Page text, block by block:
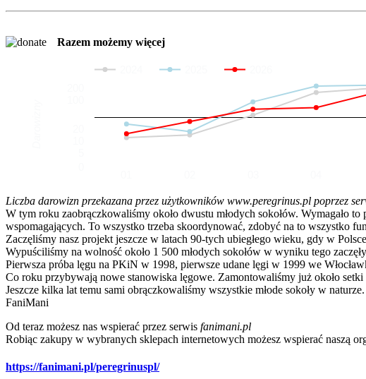
Razem możemy więcej
Liczba darowizn przekazana przez użytkowników www.peregrinus.pl poprzez
W tym roku zaobrączkowaliśmy około dwustu młodych sokołów. Wymagało
wspomagających. To wszystko trzeba skoordynować, zdobyć na to wszystko
Zaczęliśmy nasz projekt jeszcze w latach 90-tych ubiegłego wieku, gdy w
Wypuściliśmy na wolność około 1 500 młodych sokołów w wyniku tego
Pierwsza próba lęgu na PKiN w 1998, pierwsze udane lęgi w 1999 we
Co roku przybywają nowe stanowiska lęgowe. Zamontowaliśmy już około
Jeszcze kilka lat temu sami obrączkowaliśmy wszystkie młode sokoły w
FaniMani
Od teraz możesz nas wspierać przez serwis fanimani.pl
Robiąc zakupy w wybranych sklepach internetowych możesz wspierać naszą
https://fanimani.pl/peregrinuspl/